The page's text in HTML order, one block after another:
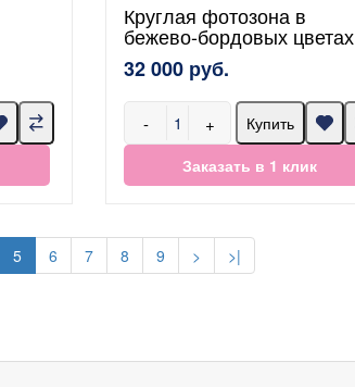
Круглая фотозона в
бежево-бордовых цветах
32 000 руб.
- +
Купить
Заказать в 1 клик
5 6 7 8 9 > >|